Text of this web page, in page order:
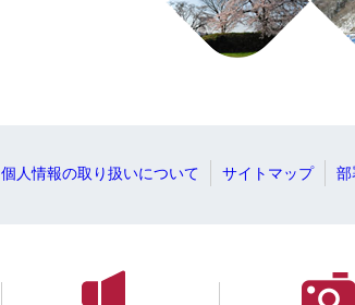
個人情報の取り扱いについて サイトマップ 部